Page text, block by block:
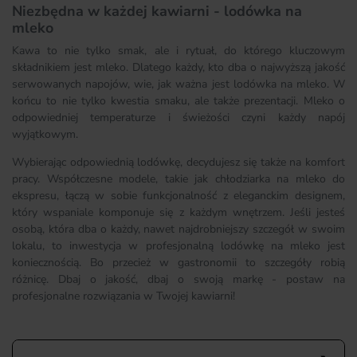
Niezbędna w każdej kawiarni - lodówka na
mleko
Kawa to nie tylko smak, ale i rytuał, do którego kluczowym
składnikiem jest mleko. Dlatego każdy, kto dba o najwyższą jakość
serwowanych napojów, wie, jak ważna jest lodówka na mleko. W
końcu to nie tylko kwestia smaku, ale także prezentacji. Mleko o
odpowiedniej temperaturze i świeżości czyni każdy napój
wyjątkowym.
Wybierając odpowiednią lodówkę, decydujesz się także na komfort
pracy. Współczesne modele, takie jak chłodziarka na mleko do
ekspresu, łączą w sobie funkcjonalność z eleganckim designem,
który wspaniale komponuje się z każdym wnętrzem. Jeśli jesteś
osobą, która dba o każdy, nawet najdrobniejszy szczegół w swoim
lokalu, to inwestycja w profesjonalną lodówkę na mleko jest
koniecznością. Bo przecież w gastronomii to szczegóły robią
różnicę. Dbaj o jakość, dbaj o swoją markę - postaw na
profesjonalne rozwiązania w Twojej kawiarni!